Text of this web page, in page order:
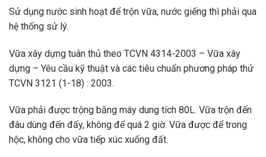
Sử dụng nước sinh hoạt để trộn vữa, nước giếng thì phải qua
hệ thống sử lý.
Vữa xây dựng tuân thủ theo TCVN 4314-2003 – Vữa xây
dựng – Yêu cầu kỹ thuật và các tiêu chuẩn phương pháp thử
TCVN 3121 (1-18) : 2003.
Vữa phải được trộng bằng máy dung tích 80L. Vữa trộn đến
đâu dùng đến đấy, không để quá 2 giờ. Vữa được để trong
hộc, không cho vữa tiếp xúc xuống đất.